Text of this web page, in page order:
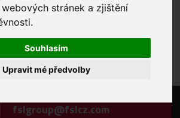
stránek a zjištění
Souhlasím
Upravit mé předvolby
Call us
+420 606 198 477
fslgroup@fslcz.com